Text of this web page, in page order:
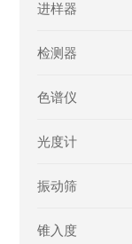
进样器
检测器
色谱仪
光度计
振动筛
锥入度